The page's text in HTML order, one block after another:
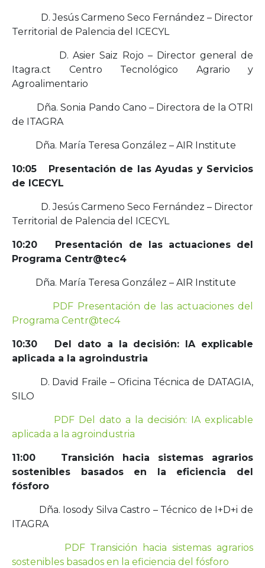
D. Jesús Carmeno Seco Fernández – Director
Territorial de Palencia del ICECYL
D. Asier Saiz Rojo – Director general de
Itagra.ct Centro Tecnológico Agrario y
Agroalimentario
Dña. Sonia Pando Cano – Directora de la OTRI
de ITAGRA
Dña. María Teresa González – AIR Institute
10:05 Presentación de las Ayudas y Servicios
de ICECYL
D. Jesús Carmeno Seco Fernández – Director
Territorial de Palencia del ICECYL
10:20 Presentación de las actuaciones del
Programa Centr@tec4
Dña. María Teresa González – AIR Institute
PDF Presentación de las actuaciones del
Programa Centr@tec4
10:30 Del dato a la decisión: IA explicable
aplicada a la agroindustria
D. David Fraile – Oficina Técnica de DATAGIA,
SILO
PDF Del dato a la decisión: IA explicable
aplicada a la agroindustria
11:00 Transición hacia sistemas agrarios
sostenibles basados en la eficiencia del
fósforo
Dña. Iosody Silva Castro – Técnico de I+D+i de
ITAGRA
PDF Transición hacia sistemas agrarios
sostenibles basados en la eficiencia del fósforo